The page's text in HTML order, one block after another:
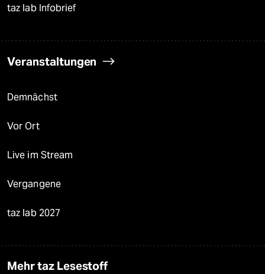
taz lab Infobrief
Veranstaltungen
Demnächst
Vor Ort
Live im Stream
Vergangene
taz lab 2027
Mehr taz Lesestoff